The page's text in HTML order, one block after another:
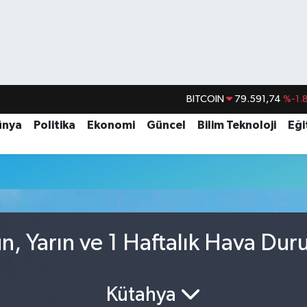
BITCOIN 79.591,74 %-
DOLAR 45,43620
Politika Ekonomi Güncel Bilim Teknoloji
Yarın ve 1 Haftalık Hava
Kütahya